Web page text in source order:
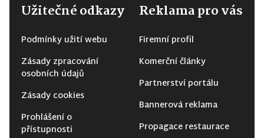
Užitečné odkazy
Podmínky užití webu
Zásady zpracování
osobních údajů
Zásady cookies
Prohlášení o
přístupnosti
Reklama pro vás
Firemní profil
Komerční články
Partnerství portálu
Bannerová reklama
Propagace restaurace